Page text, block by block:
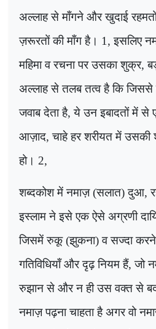
अल्लाह से माँगने और खुदाई
ज़रूरतों की माँग है। 1 , इसलिए
महिमा व रचना पर उसका शुक्र,
अल्लाह से तलब तत्व है कि जिससे
जवाब देता है,ये उन इबादतों में से
आज़ाद, चाहे हर शरीयत में उसकी
हो। 2,
शब्दकोश में नमाज़ (सलात) दुआ,
इस्लाम ने इसे एक ऐसे अग्रणी
जिसमें रुकू (झुकना) व सज्दा करने
गतिविधियाँ और दृढ़ नियम हैं, जो
रुझान से और न ही उस वक्त से
नमाज़ पढ़ना चाहता है अगर वो